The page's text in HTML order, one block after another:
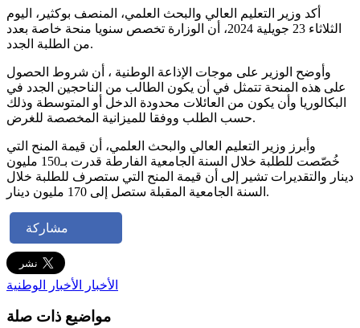
أكد وزير التعليم العالي والبحث العلمي، المنصف بوكثير، اليوم
الثلاثاء 23 جويلية 2024، أن الوزارة تخصص سنويا منحة خاصة بعدد
من الطلبة الجدد.
وأوضح الوزير على موجات الإذاعة الوطنية ، أن شروط الحصول
على هذه المنحة تتمثل في أن يكون الطالب من الناحجين الجدد في
البكالوريا وأن يكون من العائلات محدودة الدخل أو المتوسطة وذلك
حسب الطلب ووفقا للميزانية المخصصة للغرض.
وأبرز وزير التعليم العالي والبحث العلمي، أن قيمة المنح التي
خُصّصت للطلبة خلال السنة الجامعية الفارطة قدرت بـ150 مليون
دينار والتقديرات تشير إلى أن قيمة المنح التي ستصرف للطلبة خلال
السنة الجامعية المقبلة ستصل إلى 170 مليون دينار.
مشاركة
الأخبار الأخبار الوطنية
مواضيع ذات صلة